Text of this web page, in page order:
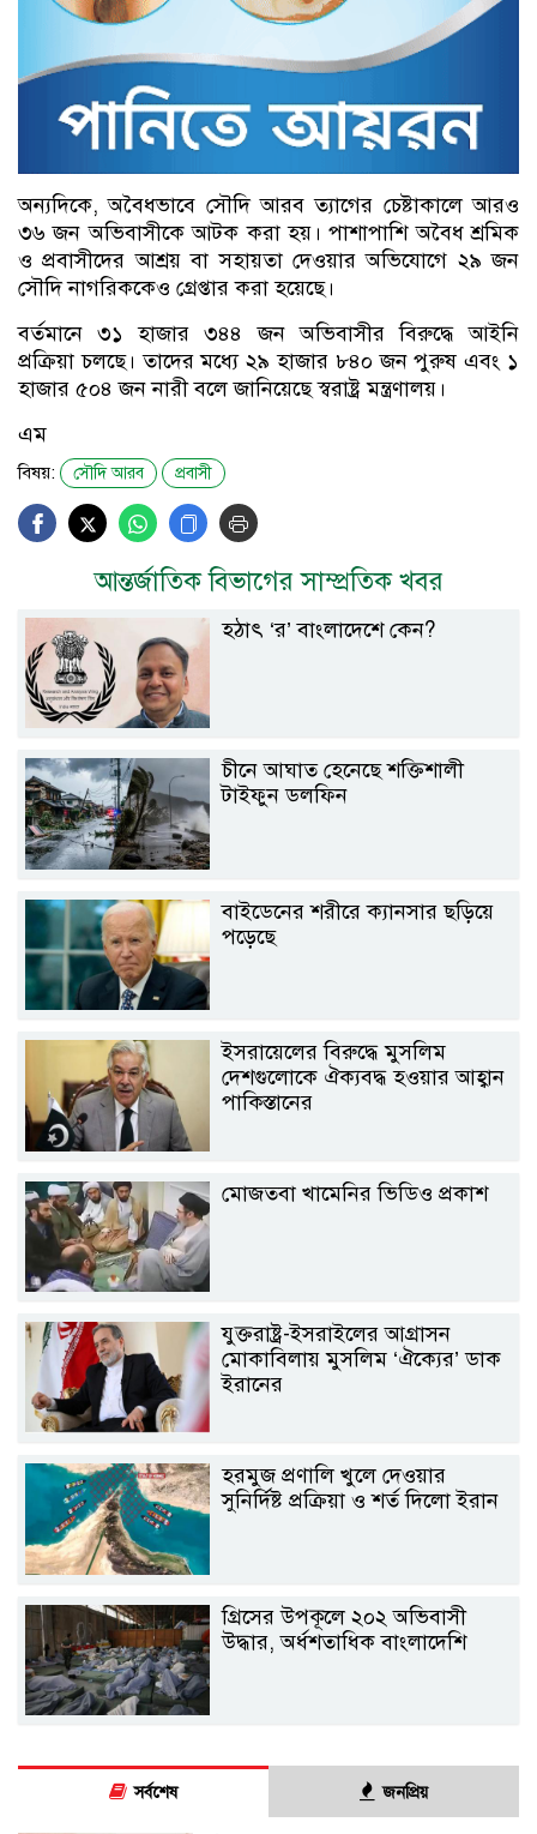
অন্যদিকে, অবৈধভাবে সৌদি আরব ত্যাগের চেষ্টাকালে আরও
৩৬ জন অভিবাসীকে আটক করা হয়। পাশাপাশি অবৈধ শ্রমিক
ও প্রবাসীদের আশ্রয় বা সহায়তা দেওয়ার অভিযোগে ২৯ জন
সৌদি নাগরিককেও গ্রেপ্তার করা হয়েছে।
বর্তমানে ৩১ হাজার ৩৪৪ জন অভিবাসীর বিরুদ্ধে আইনি
প্রক্রিয়া চলছে। তাদের মধ্যে ২৯ হাজার ৮৪০ জন পুরুষ এবং ১
হাজার ৫০৪ জন নারী বলে জানিয়েছে স্বরাষ্ট্র মন্ত্রণালয়।
এম
বিষয়: সৌদি আরব প্রবাসী
আন্তর্জাতিক বিভাগের সাম্প্রতিক খবর
হঠাৎ ‘র’ বাংলাদেশে কেন?
চীনে আঘাত হেনেছে শক্তিশালী
টাইফুন ডলফিন
বাইডেনের শরীরে ক্যানসার ছড়িয়ে
পড়েছে
ইসরায়েলের বিরুদ্ধে মুসলিম
দেশগুলোকে ঐক্যবদ্ধ হওয়ার আহ্বান
পাকিস্তানের
মোজতবা খামেনির ভিডিও প্রকাশ
যুক্তরাষ্ট্র-ইসরাইলের আগ্রাসন
মোকাবিলায় মুসলিম ‘ঐক্যের’ ডাক
ইরানের
হরমুজ প্রণালি খুলে দেওয়ার
সুনির্দিষ্ট প্রক্রিয়া ও শর্ত দিলো ইরান
গ্রিসের উপকূলে ২০২ অভিবাসী
উদ্ধার, অর্ধশতাধিক বাংলাদেশি
সর্বশেষ জনপ্রিয়